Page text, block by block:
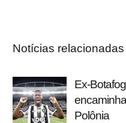
Notícias relacionadas
Ex-
Polônia